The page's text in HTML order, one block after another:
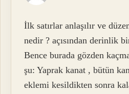
İlk satırlar anlaşılır ve
nedir ? açısından derinlik
Bence burada gözden
şu: Yaprak kanat , bütün
eklemi kesildikten sonra